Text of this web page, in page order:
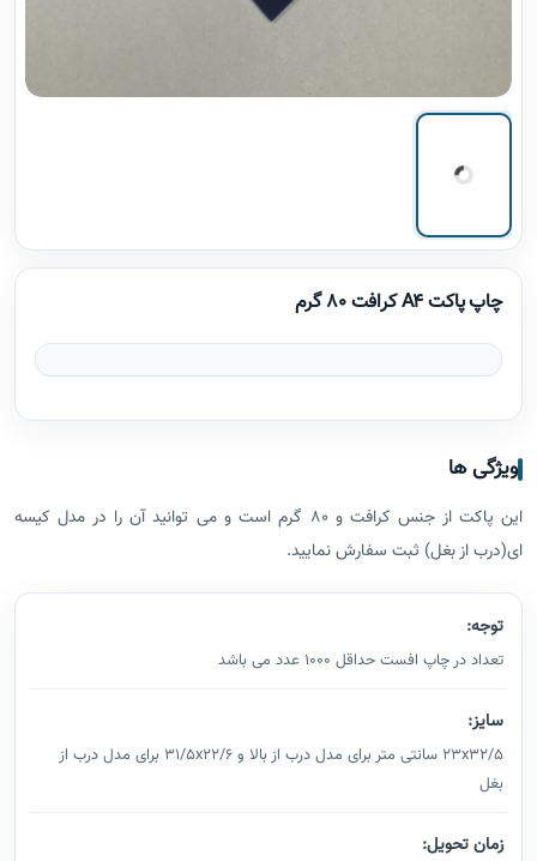
چاپ پاکت A4 کرافت 80 گرم
ویژگی ها
این پاکت از جنس کرافت و 80 گرم است و می توانید آن را در مدل کیسه
ای(درب از بغل) ثبت سفارش نمایید.
توجه:
تعداد در چاپ افست حداقل 1000 عدد می باشد
سایز:
23x32/5 سانتی متر برای مدل درب از بالا و 31/5x22/6 برای مدل درب از
بغل
زمان تحویل: